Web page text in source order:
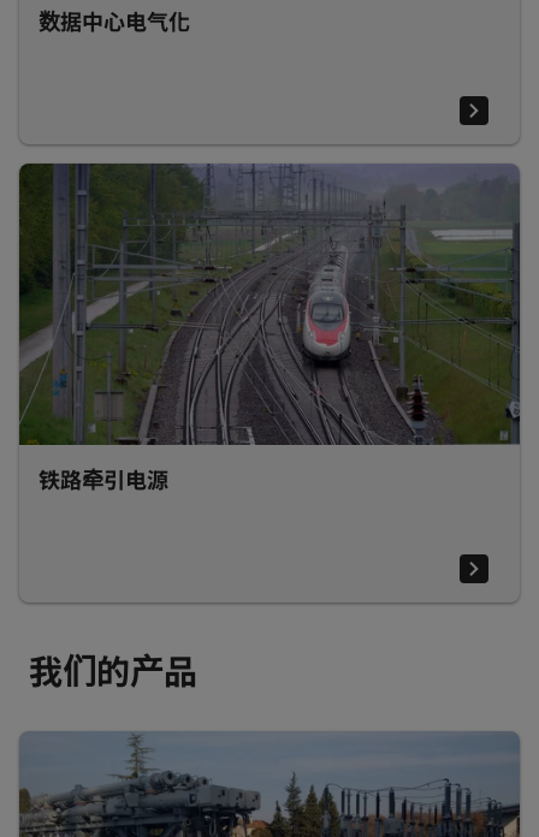
数据中心电气化
铁路牵引电源
我们的产品